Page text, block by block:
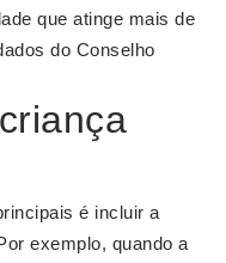
que atinge mais de
do Conselho
é incluir a
exemplo, quando a